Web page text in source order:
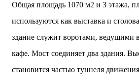
Общая площадь 1070 м2 и 3 этажа,
используются как выставка и
здание служит воротами, ведущими
кафе. Мост соединяет два здания.
становится частью туннеля